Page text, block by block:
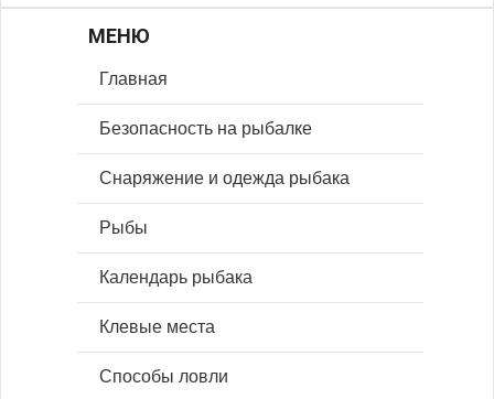
МЕНЮ
Главная
Безопасность на рыбалке
Снаряжение и одежда рыбака
Рыбы
Календарь рыбака
Клевые места
Способы ловли